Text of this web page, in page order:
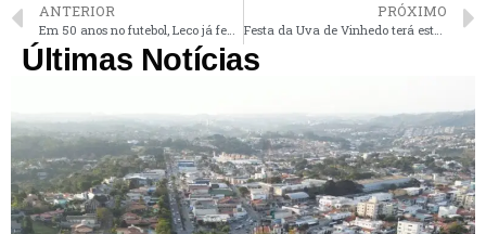
ANTERIOR PRÓXIMO
Festa da Uva de Vinhedo terá estacionamento gratuito
Últimas Notícias